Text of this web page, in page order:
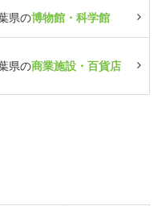
県の博物館・科学館
県の商業施設・百貨店